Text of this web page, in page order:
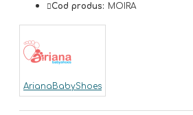
Cod produs: MOIRA
ArianaBabyShoes